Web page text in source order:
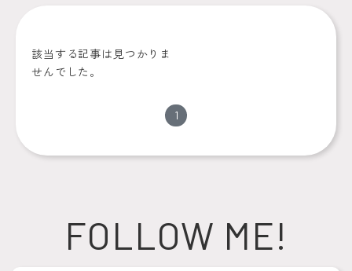
該当する記事は見つかりま
せんでした。
1
FOLLOW ME!